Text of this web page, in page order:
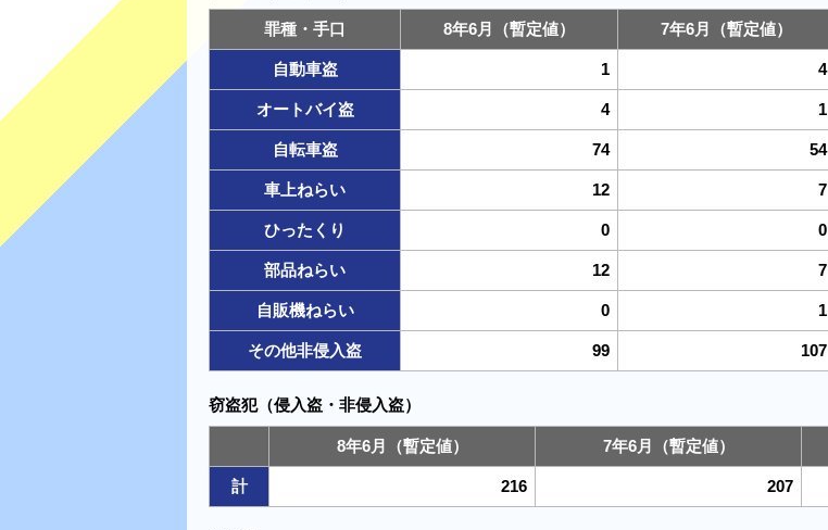
罪種・手口 8年6月（暫定値） 7年6月（暫定値）
自動車盗 1 4
オートバイ盗 4 1
自転車盗 74 54
車上ねらい 12 7
ひったくり 0 0
部品ねらい 12 7
自販機ねらい 0 1
その他非侵入盗 99 107
窃盗犯（侵入盗・非侵入盗）
8年6月（暫定値） 7年6月（暫定値）
計 216 207